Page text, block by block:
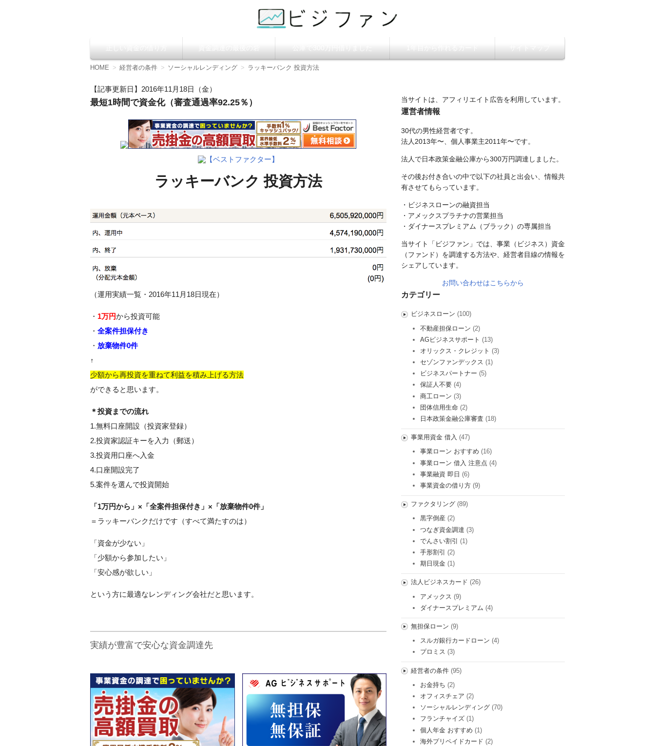
資金調達の方法【ビジファン】
ン
テ
ツ
へ
移
HOME 経営者の条件 ソーシャルレンディング ラッキーバンク 投資方法
【記事更新日】2016年11月18日（金）
最短1時間で資金化（審査通過率92.25％）
【ベストファクター】
ラッキーバンク 投資方法
（運用実績一覧・2016年11月18日現在）
・ 1万円から投資可能
・ 全案件担保付き
・ 放棄物件0件
↑
少額から再投資を重ねて利益を積み上げる方法
ができると思います。
＊投資までの流れ
1.無料口座開設（投資家登録）
2.投資家認証キーを入力（郵送）
3.投資用口座へ入金
4.口座開設完了
5.案件を選んで投資開始
「1万円から」×「全案件担保付き」×「放棄物件0件」
＝ラッキーバンクだけです（すべて満たすのは）
「資金が少ない」
「少額から参加したい」
「安心感が欲しい」
という方に最適なレンディング会社だと思います。
実績が豊富で安心な資金調達先
当サイトは、アフィリエイト広告を利用しています。
運営者情報
30代の男性経営者です。
法人2013年〜、個人事業主2011年〜です。
法人で日本政策金融公庫から300万円調達しました。
その後お付き合いの中で以下の社員と出会い、情報共
有させてもらっています。
・ビジネスローンの融資担当
・アメックスプラチナの営業担当
・ダイナースプレミアム（ブラック）の専属担当
当サイト「ビジファン」では、事業（ビジネス）資金
（ファンド）を調達する方法や、経営者目線の情報を
シェアしています。
お問い合わせはこちらから
カテゴリー
ビジネスローン (100)
不動産担保ローン (2)
AGビジネスサポート (13)
オリックス・クレジット (3)
セゾンファンデックス (1)
ビジネスパートナー (5)
保証人不要 (4)
商工ローン (3)
団体信用生命 (2)
日本政策金融公庫審査 (18)
事業用資金 借入 (47)
事業ローン おすすめ (16)
事業ローン 借入 注意点 (4)
事業融資 即日 (6)
事業資金の借り方 (9)
ファクタリング(89)
黒字倒産 (2)
つなぎ資金調達 (3)
でんさい割引 (1)
手形割引
(2)
期日現金 (1)
法人ビジネスカード (26)
アメックス (9)
ダイナースプレミアム (4)
無担保ローン (9)
スルガ銀行カードローン (4)
プロミス (3)
経営者の条件(95)
お金持ち (2)
オフィスチェア (2)
ソーシャルレンディング (70)
フランチャイズ (1)
個人年金 おすすめ (1)
海外プリペイドカード (2)